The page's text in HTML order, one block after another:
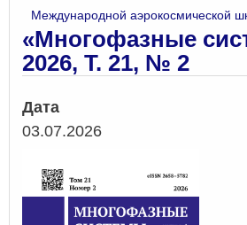
Международной аэрокосмической
«Многофазные
2026, Т. 21, № 2
Дата
03.07.2026